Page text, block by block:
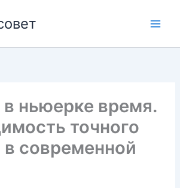
ньюерке время.
точного
современной